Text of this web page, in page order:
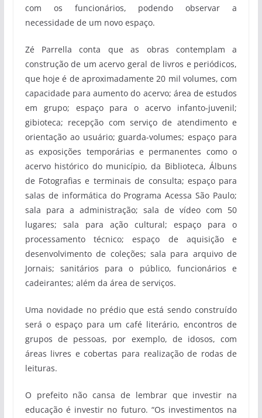
com os funcionários, podendo observar a
necessidade de um novo espaço.
Zé Parrella conta que as obras contemplam a
construção de um acervo geral de livros e periódicos,
que hoje é de aproximadamente 20 mil volumes, com
capacidade para aumento do acervo; área de estudos
em grupo; espaço para o acervo infanto-juvenil;
gibioteca; recepção com serviço de atendimento e
orientação ao usuário; guarda-volumes; espaço para
as exposições temporárias e permanentes como o
acervo histórico do município, da Biblioteca, Álbuns
de Fotografias e terminais de consulta; espaço para
salas de informática do Programa Acessa São Paulo;
sala para a administração; sala de vídeo com 50
lugares; sala para ação cultural; espaço para o
processamento técnico; espaço de aquisição e
desenvolvimento de coleções; sala para arquivo de
Jornais; sanitários para o público, funcionários e
cadeirantes; além da área de serviços.
Uma novidade no prédio que está sendo construído
será o espaço para um café literário, encontros de
grupos de pessoas, por exemplo, de idosos, com
áreas livres e cobertas para realização de rodas de
leituras.
O prefeito não cansa de lembrar que investir na
educação é investir no futuro. “Os investimentos na